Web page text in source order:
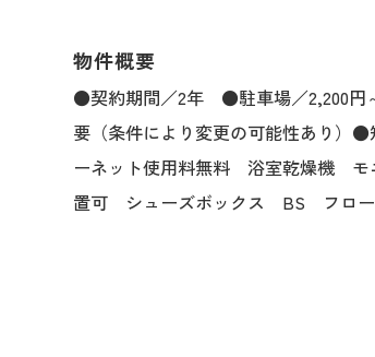
物件概要
●契約期間／2年 ●駐車場／2,200円
要（条件により変更の可能性あり
ーネット使用料無料 浴室乾燥機
置可 シューズボックス BS フロ